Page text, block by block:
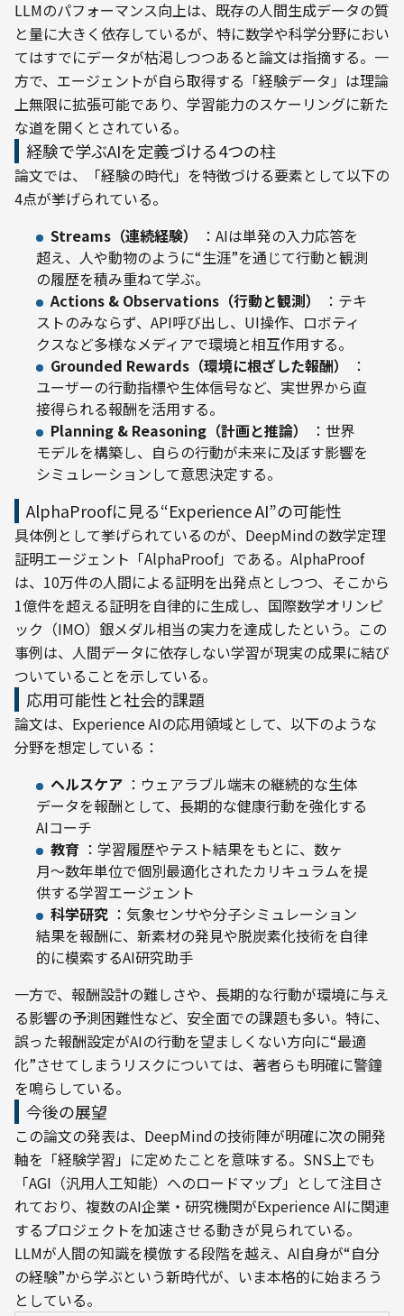
LLMのパフォーマンス向上は、既存の人間生成データの質
と量に大きく依存しているが、特に数学や科学分野におい
てはすでにデータが枯渇しつつあると論文は指摘する。一
方で、エージェントが自ら取得する「経験データ」は理論
上無限に拡張可能であり、学習能力のスケーリングに新た
な道を開くとされている。
経験で学ぶAIを定義づける4つの柱
論文では、「経験の時代」を特徴づける要素として以下の
4点が挙げられている。
Streams（連続経験）
：AIは単発の入力応答を
超え、人や動物のように“生涯”を通じて行動と観測
の履歴を積み重ねて学ぶ。
Actions & Observations（行動と観測）
：テキ
ストのみならず、API呼び出し、UI操作、ロボティ
クスなど多様なメディアで環境と相互作用する。
Grounded Rewards（環境に根ざした報酬）
：
ユーザーの行動指標や生体信号など、実世界から直
接得られる報酬を活用する。
Planning & Reasoning（計画と推論）
：世界
モデルを構築し、自らの行動が未来に及ぼす影響を
シミュレーションして意思決定する。
AlphaProofに見る“Experience AI”の可能性
具体例として挙げられているのが、DeepMindの数学定理
証明エージェント「AlphaProof」である。AlphaProof
は、10万件の人間による証明を出発点としつつ、そこから
1億件を超える証明を自律的に生成し、国際数学オリンピ
ック（IMO）銀メダル相当の実力を達成したという。この
事例は、人間データに依存しない学習が現実の成果に結び
ついていることを示している。
応用可能性と社会的課題
論文は、Experience AIの応用領域として、以下のような
分野を想定している：
ヘルスケア ：ウェアラブル端末の継続的な生体
データを報酬として、長期的な健康行動を強化する
AIコーチ
教育 ：学習履歴やテスト結果をもとに、数ヶ
月〜数年単位で個別最適化されたカリキュラムを提
供する学習エージェント
科学研究 ：気象センサや分子シミュレーション
結果を報酬に、新素材の発見や脱炭素化技術を自律
的に模索するAI研究助手
一方で、報酬設計の難しさや、長期的な行動が環境に与え
る影響の予測困難性など、安全面での課題も多い。特に、
誤った報酬設定がAIの行動を望ましくない方向に“最適
化”させてしまうリスクについては、著者らも明確に警鐘
を鳴らしている。
今後の展望
この論文の発表は、DeepMindの技術陣が明確に次の開発
軸を「経験学習」に定めたことを意味する。SNS上でも
「AGI（汎用人工知能）へのロードマップ」として注目さ
れており、複数のAI企業・研究機関がExperience AIに関連
するプロジェクトを加速させる動きが見られている。
LLMが人間の知識を模倣する段階を越え、AI自身が“自分
の経験”から学ぶという新時代が、いま本格的に始まろう
としている。